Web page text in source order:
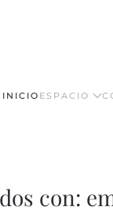
INICIO ESPACIO
con: